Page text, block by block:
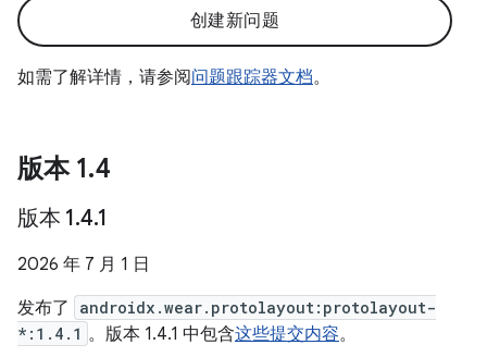
创建新问题
如需了解详情，请参阅问题跟踪器文档。
版本 1.4
版本 1.4.1
2026 年 7 月 1 日
发布了
androidx.wear.protolayout:protolayout-
*:1.4.1 。版本 1.4.1 中包含这些提交内容。